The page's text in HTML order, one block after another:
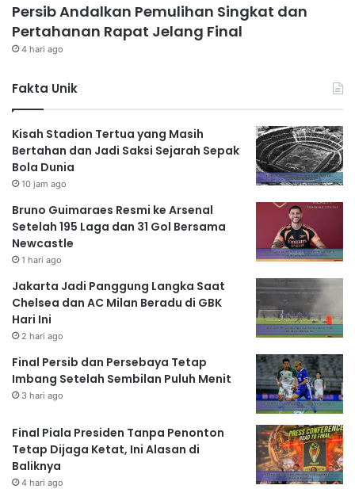
Persib Andalkan Pemulihan Singkat dan
Pertahanan Rapat Jelang Final
4 hari ago
Fakta Unik
Kisah Stadion Tertua yang Masih
Bertahan dan Jadi Saksi Sejarah Sepak
Bola Dunia
10 jam ago
Bruno Guimaraes Resmi ke Arsenal
Setelah 195 Laga dan 31 Gol Bersama
Newcastle
1 hari ago
Jakarta Jadi Panggung Langka Saat
Chelsea dan AC Milan Beradu di GBK
Hari Ini
2 hari ago
Final Persib dan Persebaya Tetap
Imbang Setelah Sembilan Puluh Menit
3 hari ago
Final Piala Presiden Tanpa Penonton
Tetap Dijaga Ketat, Ini Alasan di
Baliknya
4 hari ago